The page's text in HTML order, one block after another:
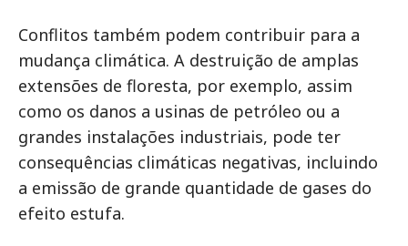
Conflitos também podem contribuir para a
mudança climática. A destruição de amplas
extensões de floresta, por exemplo, assim
como os danos a usinas de petróleo ou a
grandes instalações industriais, pode ter
consequências climáticas negativas, incluindo
a emissão de grande quantidade de gases do
efeito estufa.